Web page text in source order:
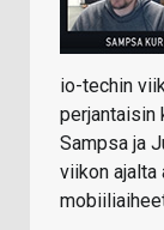
io-techin
perjantaisin
Sampsa ja
viikon ajalta